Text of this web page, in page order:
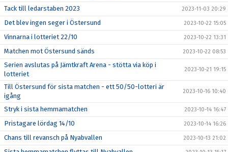
Tack till ledarstaben 2023 2023-11-03 20:29
Det blev ingen seger i Östersund 2023-10-22 15:05
Vinnarna i lotteriet 22/10 2023-10-22 13:31
Matchen mot Östersund sänds 2023-10-22 08:53
Serien avslutas på Jämtkraft Arena - stötta via köp i
lotteriet
2023-10-21 19:15
Till Östersund för sista matchen - ett 50/50-lotteri är
igång
2023-10-16 10:40
Stryk i sista hemmamatchen 2023-10-14 16:47
Pristagare lördag 14/10 2023-10-14 16:26
Chans till revansch på Nyabvallen 2023-10-13 21:02